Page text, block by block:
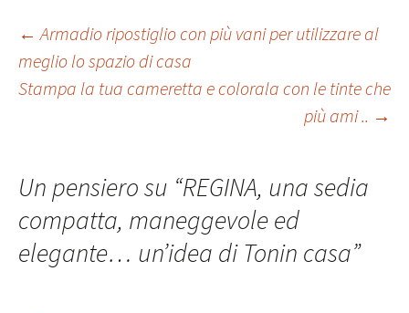
o
k
er
es
t
l
p
p
vi
di
Navigazione
articolo
← Armadio ripostiglio con più vani per utilizzare al
meglio lo spazio di casa
Stampa la tua cameretta e colorala con le tinte che
più ami .. →
Un pensiero su “REGINA, una sedia
compatta, maneggevole ed
elegante… un’idea di Tonin casa”